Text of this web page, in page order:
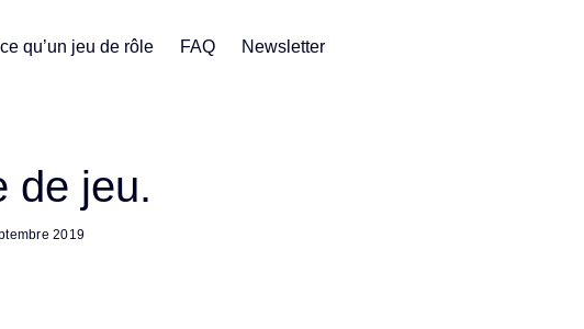
qu’un jeu de rôle FAQ
Newsletter
de jeu.
2019